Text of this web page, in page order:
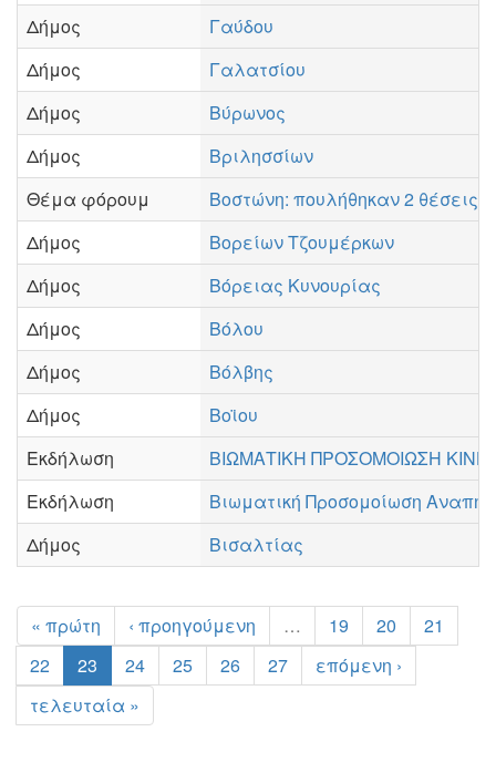
Δήμος
Γαύδου
Δήμος
Γαλατσίου
Δήμος
Βύρωνος
Δήμος
Βριλησσίων
Θέμα φόρουμ
Βοστώνη: πουλήθηκαν 2 θέσεις
Δήμος
Βορείων Τζουμέρκων
Δήμος
Βόρειας Κυνουρίας
Δήμος
Βόλου
Δήμος
Βόλβης
Δήμος
Βοϊου
Εκδήλωση
ΒΙΩΜΑΤΙΚΗ ΠΡΟΣΟΜΟΙΩΣΗ
Εκδήλωση
Βιωματική Προσομοίωση
Δήμος
Βισαλτίας
« πρώτη ‹ προηγούμενη … 19 20
21
22
23 24 25 26 27
επόμενη ›
τελευταία »